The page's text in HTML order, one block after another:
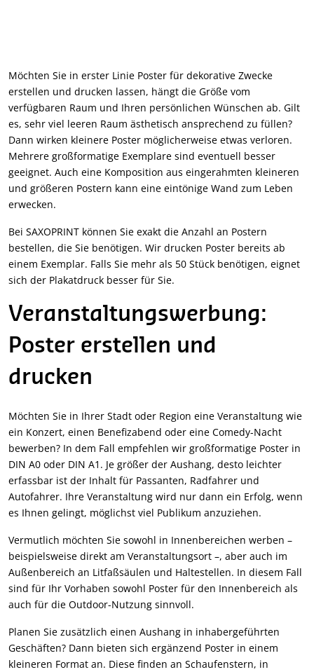
Möchten Sie in erster Linie Poster für dekorative Zwecke
erstellen und drucken lassen, hängt die Größe vom
verfügbaren Raum und Ihren persönlichen Wünschen ab. Gilt
es, sehr viel leeren Raum ästhetisch ansprechend zu füllen?
Dann wirken kleinere Poster möglicherweise etwas verloren.
Mehrere großformatige Exemplare sind eventuell besser
geeignet. Auch eine Komposition aus eingerahmten kleineren
und größeren Postern kann eine eintönige Wand zum Leben
erwecken.
Bei SAXOPRINT können Sie exakt die Anzahl an Postern
bestellen, die Sie benötigen. Wir drucken Poster bereits ab
einem Exemplar. Falls Sie mehr als 50 Stück benötigen, eignet
sich der Plakatdruck besser für Sie.
Veranstaltungswerbung:
Poster erstellen und
drucken
Möchten Sie in Ihrer Stadt oder Region eine Veranstaltung wie
ein Konzert, einen Benefizabend oder eine Comedy-Nacht
bewerben? In dem Fall empfehlen wir großformatige Poster in
DIN A0 oder DIN A1. Je größer der Aushang, desto leichter
erfassbar ist der Inhalt für Passanten, Radfahrer und
Autofahrer. Ihre Veranstaltung wird nur dann ein Erfolg, wenn
es Ihnen gelingt, möglichst viel Publikum anzuziehen.
Vermutlich möchten Sie sowohl in Innenbereichen werben –
beispielsweise direkt am Veranstaltungsort –, aber auch im
Außenbereich an Litfaßsäulen und Haltestellen. In diesem Fall
sind für Ihr Vorhaben sowohl Poster für den Innenbereich als
auch für die Outdoor-Nutzung sinnvoll.
Planen Sie zusätzlich einen Aushang in inhabergeführten
Geschäften? Dann bieten sich ergänzend Poster in einem
kleineren Format an. Diese finden an Schaufenstern, in